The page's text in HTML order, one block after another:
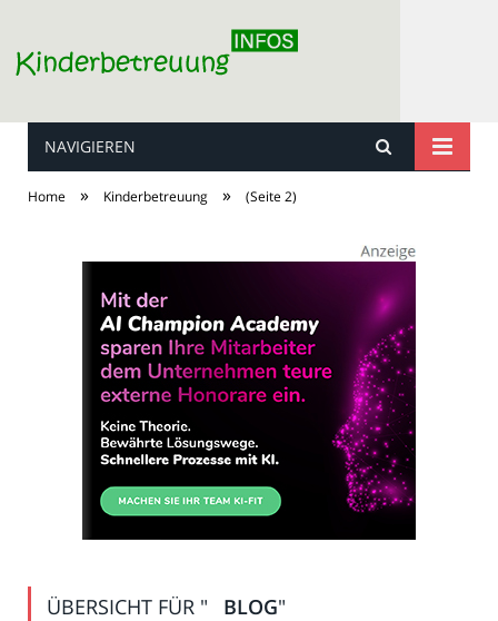
Kinderbetreuung
NAVIGIEREN
Home » Kinderbetreuung » (Seite 2)
ÜBERSICHT FÜR " BLOG"